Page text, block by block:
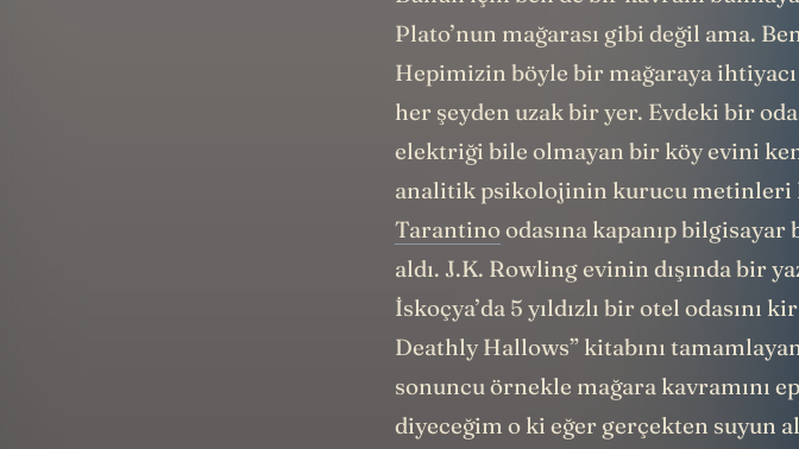
Plato’nun mağarası gibi değil ama.
Hepimizin böyle bir mağaraya
her şeyden uzak bir yer. Evdeki bir
elektriği bile olmayan bir köy evini
analitik psikolojinin kurucu metinleri
Tarantinoodasına kapanıp
aldı. J.K. Rowling evinin dışında bir
İskoçya’da 5 yıldızlı bir otel odasını
Deathly Hallows” kitabını
sonuncu örnekle mağara kavramını
diyeceğim o ki eğer gerçekten suyun